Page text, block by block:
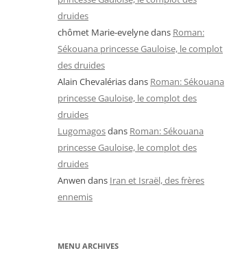
druides
chômet Marie-evelynedans Roman:
Sékouana princesse Gauloise, le complot
des druides
Alain Chevalériasdans Roman: Sékouana
princesse Gauloise, le complot des
druides
Lugomagosdans Roman: Sékouana
princesse Gauloise, le complot des
druides
Anwen dans Iran et Israël, des frères
ennemis
MENU ARCHIVES